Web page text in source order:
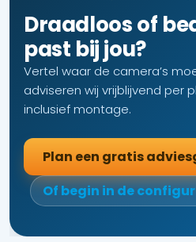
Draadloos of
past bij jou?
Vertel waar de camera’s
adviseren wij vrijblijvend per
inclusief montage.
Plan een gratis
Of begin in de